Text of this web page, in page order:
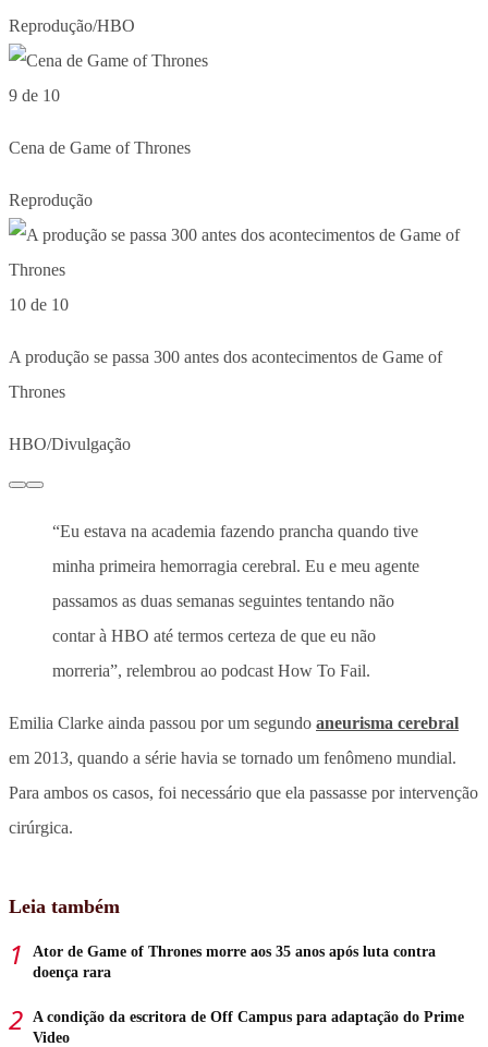
Reprodução/HBO
9 de 10
Cena de Game of Thrones
Reprodução
10 de 10
A produção se passa 300 antes dos acontecimentos de Game of
Thrones
HBO/Divulgação
“Eu estava na academia fazendo prancha quando tive
minha primeira hemorragia cerebral. Eu e meu agente
passamos as duas semanas seguintes tentando não
contar à HBO até termos certeza de que eu não
morreria”, relembrou ao podcast How To Fail.
Emilia Clarke ainda passou por um segundo aneurisma cerebral
em 2013, quando a série havia se tornado um fenômeno mundial.
Para ambos os casos, foi necessário que ela passasse por intervenção
cirúrgica.
Leia também
Ator de Game of Thrones morre aos 35 anos após luta contra
doença rara
A condição da escritora de Off Campus para adaptação do Prime
Video